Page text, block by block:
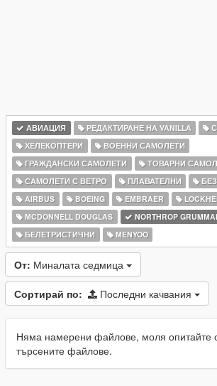
АВИАЦИЯ РЕДАКТИРАНЕ НА VANILLA
ХЕЛЕКОПТЕРИ
ВОЕННИ САМОЛЕТИ
ГРАЖДАНСКИ САМОЛЕТИ
ТОВАРНИ
САМОЛЕТИ С ВЕТРО
ПЛАВАТЕЛНИ
AIRBUS
BOEING EMBRAER
MCDONNELL DOUGLAS
NORTHROP
БЕЛЕТРИСТИЧНИ
MENYOO
От: Миналата седмица
Сортирай по: Последни качвания
Няма намерени файлове, моля опитайте
търсените файлове.